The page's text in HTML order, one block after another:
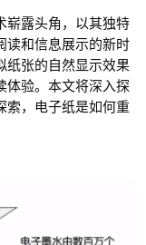
崭露头角，以其独特
读和信息展示的新时
纸张的自然显示效果
体验。本文将深入探
索，电子纸是如何重